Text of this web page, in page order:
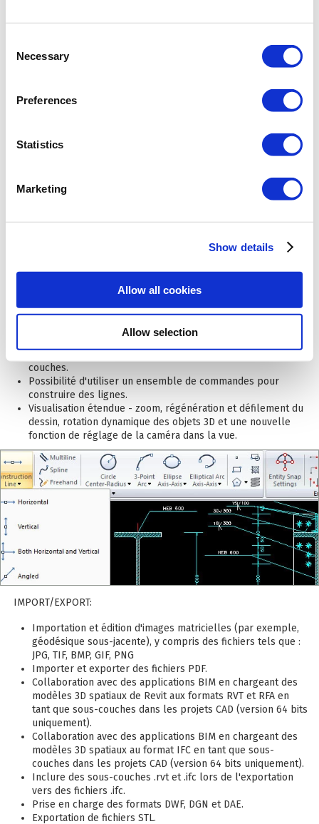
Selection
Necessary
Preferences
Statistics
Marketing
Show details
Allow all cookies
Allow selection
Outils de dessin de précision:
Reconnaissance étendue des points de capture (ESNAP), par
exemple pour les lignes - centre, points d'extrémité et
Réglage de la capture des points caractéristiques aux sous-
couches.
Possibilité d'utiliser un ensemble de commandes pour
construire des lignes.
Visualisation étendue - zoom, régénération et défilement du
dessin, rotation dynamique des objets 3D et une nouvelle
fonction de réglage de la caméra dans la vue.
IMPORT/EXPORT:
Importation et édition d'images matricielles (par exemple,
géodésique sous-jacente), y compris des fichiers tels que :
JPG, TIF, BMP, GIF, PNG
Importer et exporter des fichiers PDF.
Collaboration avec des applications BIM en chargeant des
modèles 3D spatiaux de Revit aux formats RVT et RFA en
tant que sous-couches dans les projets CAD (version 64 bits
uniquement).
Collaboration avec des applications BIM en chargeant des
modèles 3D spatiaux au format IFC en tant que sous-
couches dans les projets CAD (version 64 bits uniquement).
Inclure des sous-couches .rvt et .ifc lors de l'exportation
vers des fichiers .ifc.
Prise en charge des formats DWF, DGN et DAE.
Exportation de fichiers STL.